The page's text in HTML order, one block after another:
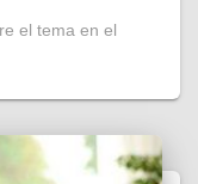
el tema en el